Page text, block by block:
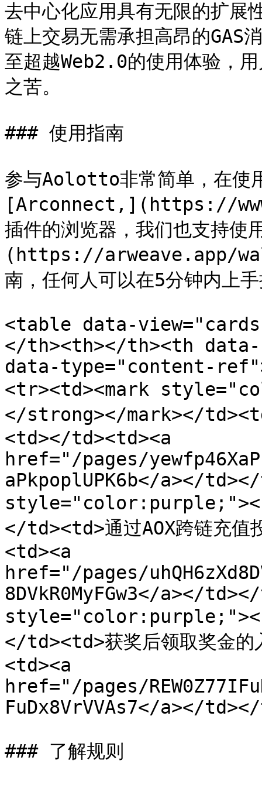
去中心化应用具有无限的扩展
链上交易无需承担高昂的
至超越Web2.0的使用体验，
之苦。
### 使用指南
参与Aolotto非常简单，在使
[Arconnect,](https://
插件的浏览器，我们也支持
(https://arweave.app/
南，任何人可以在5分钟内上
<table data-
</th><th></th><th
data-type="content-
<tr><td><mark
</strong></mark></
<td></td><td><a
href="/pages/
aPkpoplUPK6b</a></
</td><td>通过AOX跨链充
<td><a
href="/pages/
8DVkR0MyFGw3</a></
</td><td>获奖后领取奖金
<td><a
href="/pages/
FuDx8VrVVAs7</a></
### 了解规则